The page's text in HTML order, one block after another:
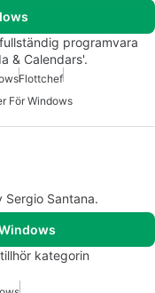
programvara
& Calendars'.
Flottchef
För Windows
Sergio Santana.
kategorin